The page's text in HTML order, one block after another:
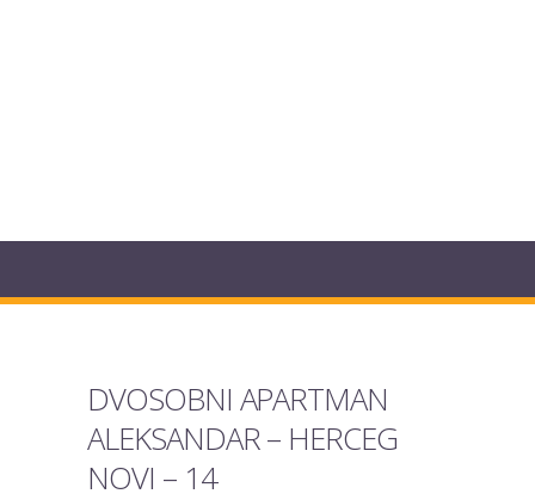
DVOSOBNI APARTMAN
ALEKSANDAR – HERCEG
NOVI – 14